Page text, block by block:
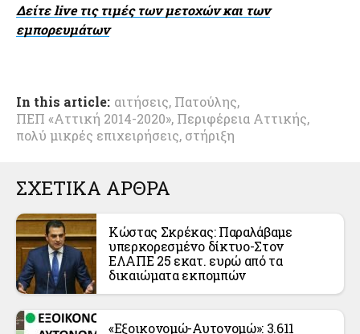
Δείτε live τις τιμές των μετοχών και των
εμπορευμάτων
In this article: αιτήσεις, Πατούλης,
ΠΕΠ «Αττική 2014-2020», Περιφέρεια Αττικής,
πολύ μικρές επιχειρήσεις, στήριξη
ΣΧΕΤΙΚΑ ΑΡΘΡΑ
Κώστας Σκρέκας: Παραλάβαμε
υπερκορεσμένο δίκτυο-Στον
ΕΛΑΠΕ 25 εκατ. ευρώ από τα
δικαιώματα εκπομπών
«Εξοικονομώ-Αυτονομώ»: 3.611